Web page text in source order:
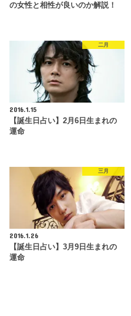
の女性と相性が良いのか解説！
二月
2016.1.15
【誕生日占い】2月6日生まれの
運命
三月
2016.1.26
【誕生日占い】3月9日生まれの
運命